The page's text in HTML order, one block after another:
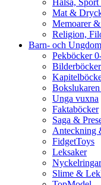
Hälsa,
Mat &
Memoarer
Religion,
Barn- och Ungdom
Pekböcker
Unga vuxna
Faktaböcker
Saga &
Anteckning
FidgetToys
Leksaker
Slime &